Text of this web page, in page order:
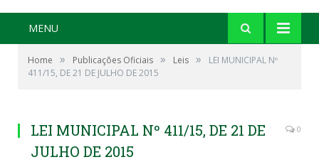
MENU
Home » Publicações Oficiais » Leis »
LEI MUNICIPAL Nº
411/15, DE 21 DE JULHO DE 2015
LEI MUNICIPAL Nº 411/15, DE 21 DE
JULHO DE 2015
0